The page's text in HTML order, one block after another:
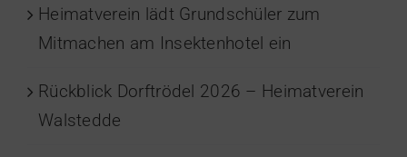
Heimatverein lädt Grundschüler zum
Mitmachen am Insektenhotel ein
Rückblick Dorftrödel 2026 – Heimatverein
Walstedde